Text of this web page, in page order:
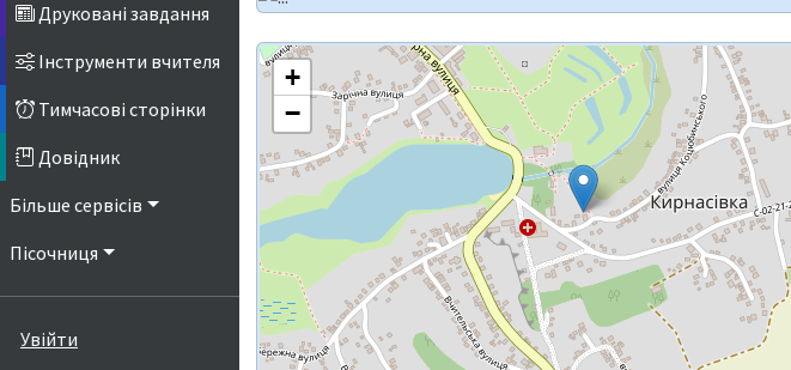
Друковані завдання
Інструменти вчителя
Тимчасові сторінки
Довідник
Більше сервісів
Пісочниця
Увійти
+
−